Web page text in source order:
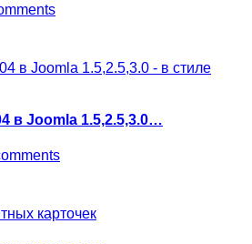
в Joomla 1.5,2.5,3.0…